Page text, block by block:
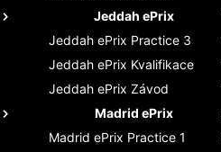
Jeddah ePrix
Jeddah ePrix Practice 3
Jeddah ePrix Kvalifikace
Jeddah ePrix Závod
Madrid ePrix
Madrid ePrix Practice 1